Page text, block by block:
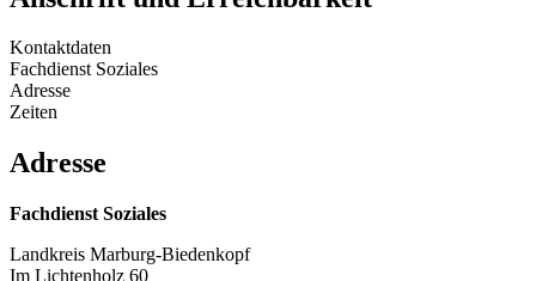
Kontaktdaten
Fachdienst Soziales
Adresse
Zeiten
Adresse
Fachdienst Soziales
Landkreis Marburg-Biedenkopf
Im Lichtenholz 60